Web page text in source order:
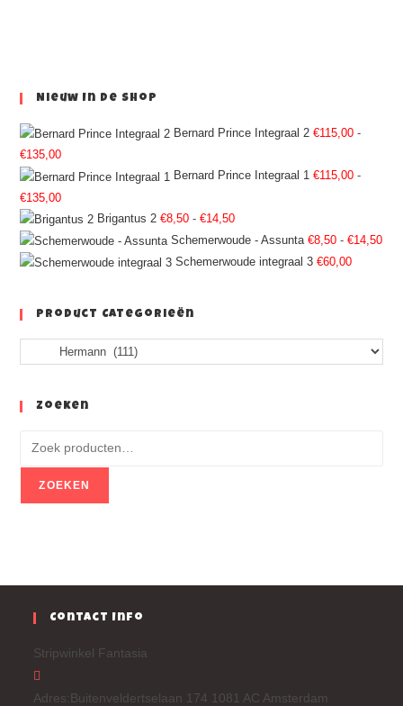
Nieuw In De Shop
Bernard Prince Integraal 2 €115,00 -
€135,00
Bernard Prince Integraal 1 €115,00 -
€135,00
Brigantus 2 €8,50 - €14,50
Schemerwoude - Assunta €8,50 - €14,50
Schemerwoude integraal 3 €60,00
Product Categorieën
Zoeken
ZOEKEN
Contact Info
Stripwinkel Fantasia
Adres: Buitenveldertselaan 174 1081 AC Amsterdam